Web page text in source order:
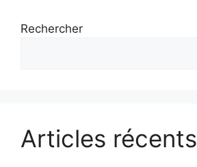
Rechercher
Articles récents